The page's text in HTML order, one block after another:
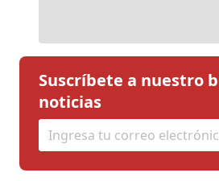
Suscríbete a nuestro
noticias